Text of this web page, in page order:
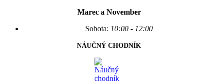
Marec a November
Sobota: 10:00 - 12:00
NÁUČNÝ CHODNÍK